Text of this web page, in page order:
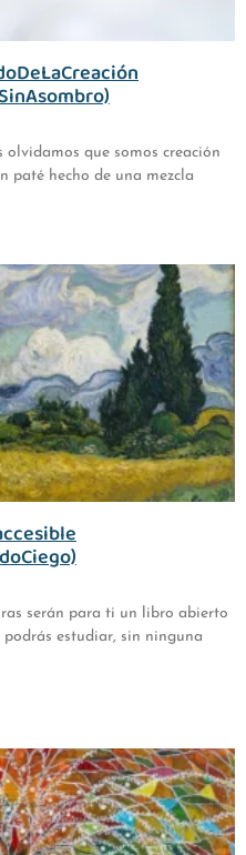
que somos creación
paté hecho de una mezcla
serán para ti un libro abierto
estudiar, sin ninguna